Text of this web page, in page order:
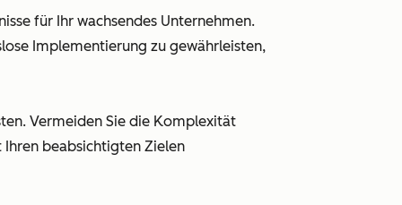
für Ihr wachsendes Unternehmen.
Implementierung zu gewährleisten,
Vermeiden Sie die Komplexität
beabsichtigten Zielen